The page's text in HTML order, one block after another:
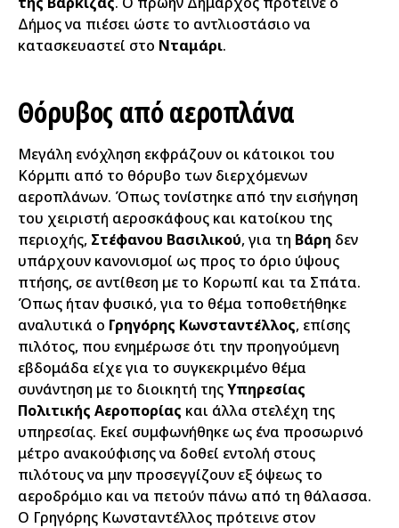
Δήμος να πιέσει ώστε το αντλιοστάσιο να
κατασκευαστεί στο Νταμάρι.
Θόρυβος από αεροπλάνα
Μεγάλη ενόχληση εκφράζουν οι κάτοικοι του
Κόρμπι από το θόρυβο των διερχόμενων
αεροπλάνων. Όπως τονίστηκε από την εισήγηση
του χειριστή αεροσκάφους και κατοίκου της
περιοχής, Στέφανου Βασιλικού, για τη Βάρη δεν
υπάρχουν κανονισμοί ως προς το όριο ύψους
πτήσης, σε αντίθεση με το Κορωπί και τα Σπάτα.
Όπως ήταν φυσικό, για το θέμα τοποθετήθηκε
αναλυτικά ο Γρηγόρης Κωνσταντέλλος, επίσης
πιλότος, που ενημέρωσε ότι την προηγούμενη
εβδομάδα είχε για το συγκεκριμένο θέμα
συνάντηση με το διοικητή τηςΥπηρεσίας
Πολιτικής Αεροπορίας και άλλα στελέχη της
υπηρεσίας. Εκεί συμφωνήθηκε ως ένα προσωρινό
μέτρο ανακούφισης να δοθεί εντολή στους
πιλότους να μην προσεγγίζουν εξ όψεως το
αεροδρόμιο και να πετούν πάνω από τη θάλασσα.
Ο Γρηγόρης Κωνσταντέλλος πρότεινε στον